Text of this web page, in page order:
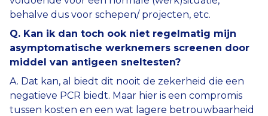
behalve dus voor schepen/ projecten, etc.
Q. Kan ik dan toch ook niet regelmatig mijn
asymptomatische werknemers screenen door
middel van antigeen sneltesten?
A. Dat kan, al biedt dit nooit de zekerheid die een
negatieve PCR biedt. Maar hier is een compromis
tussen kosten en een wat lagere betrouwbaarheid